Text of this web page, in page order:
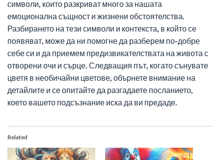
символи, които разкриват много за нашата
емоционална същност и жизнени обстоятелства.
Разбирането на тези символи и контекста, в който се
появяват, може да ни помогне да разберем по-добре
себе си и да приемем предизвикателствата на живота с
отворени очи и сърце. Следващия път, когато сънувате
цветя в необичайни цветове, обърнете внимание на
детайлите и се опитайте да разгадаете посланието,
което вашето подсъзнание иска да ви предаде.
Related